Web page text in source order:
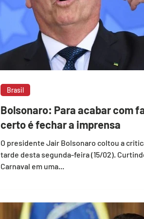
Bolsonaro: Para acabar com
certo é fechar a imprensa
O presidente Jair Bolsonaro coltou a
tarde desta segunda-feira (15/02).
Carnaval em uma...
Brasil